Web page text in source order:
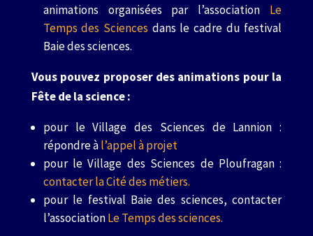
animations organisées par l’association Le
Temps des Sciences dans le cadre du festival
Baie des sciences.
Vous pouvez proposer des animations pour la
Fête de la science :
pour le Village des Sciences de Lannion :
répondre àl’appel à projet
pour le Village des Sciences de Ploufragan :
contacter la Cité des métiers.
pour le festival Baie des sciences, contacter
l’associationLe Temps des sciences.